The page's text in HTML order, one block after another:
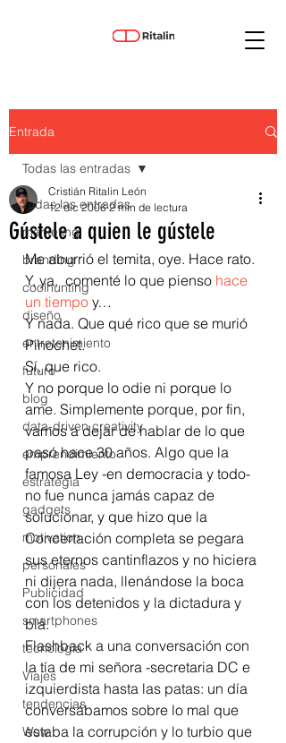
Entrada
Todas las entradas
marketing
branding
coolhunting
diseño
entretenimiento
futuro
blog
data-driven creativity
emprendimiento
estrategia
gadgets
motivation
personales
Publicidad
smartphones
tecnología
Viajes
tendencias
Wow
Todas las entradas
Gústele a quien le gústele
Cristián Ritalin León
12 dic 2006 2 min de lectura
Me aburrió el temita, oye. Hace rato.
Y, ya,  comenté lo que pienso hace
un tiempo y…
Y nada. Que qué rico que se murió
Pinochet.
Sí, que rico.
Y no porque lo odie ni porque lo
ame. Simplemente porque, por fin,
vamos a dejar de hablar de lo que
pasó hace 30 años. Algo que la
famosa Ley -en democracia y todo-
no fue nunca jamás capaz de
solucionar, y que hizo que la
Concertación completa se pegara
sus eternos cantinflazos y no hiciera
ni dijera nada, llenándose la boca
con los detenidos y la dictadura y
blá.
Flashback a una conversación con
la tía de mi señora -secretaria DC e
izquierdista hasta las patas: un día
conversábamos sobre lo mal que
estaba la corrupción y lo turbio que